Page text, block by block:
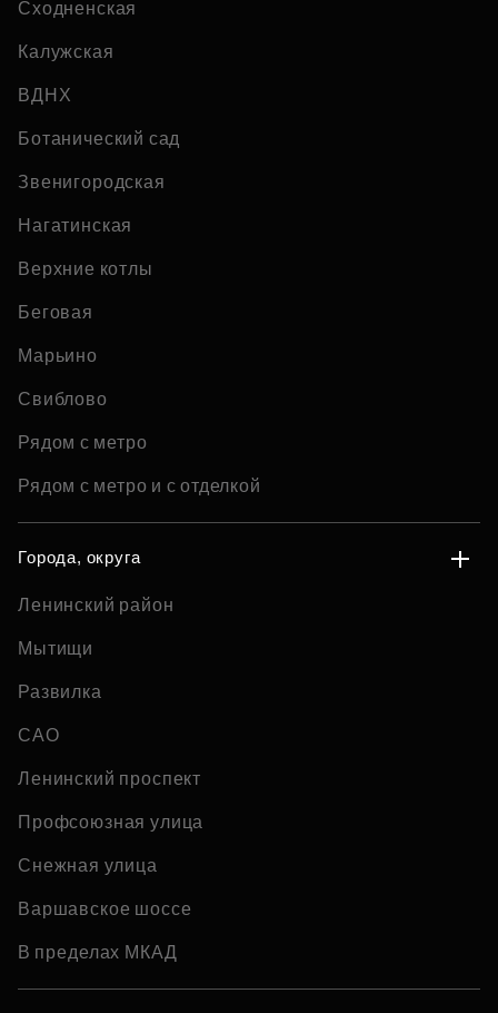
Сходненская
Калужская
ВДНХ
Ботанический сад
Звенигородская
Нагатинская
Верхние котлы
Беговая
Марьино
Свиблово
Рядом с метро
Рядом с метро и с отделкой
Города, округа
Ленинский район
Мытищи
Развилка
САО
Ленинский проспект
Профсоюзная улица
Снежная улица
Варшавское шоссе
В пределах МКАД